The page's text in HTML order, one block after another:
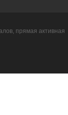
прямая активная